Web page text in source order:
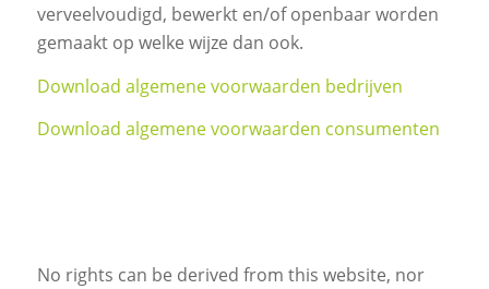
verveelvoudigd, bewerkt en/of openbaar worden
gemaakt op welke wijze dan ook.
Download algemene voorwaarden bedrijven
Download algemene voorwaarden consumenten
No rights can be derived from this website, nor